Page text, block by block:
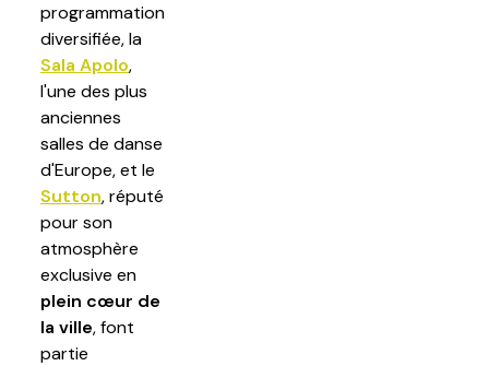
programmation
diversifiée, la
Sala Apolo,
l'une des plus
anciennes
salles de danse
d'Europe, et le
Sutton, réputé
pour son
atmosphère
exclusive en
plein cœur de
la ville, font
partie